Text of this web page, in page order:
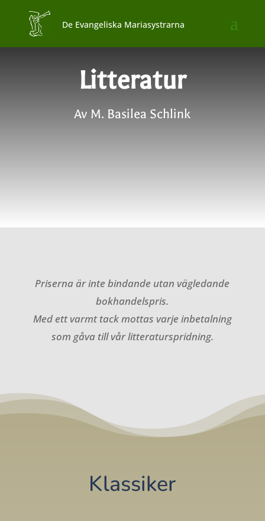
Litteratur
Av M. Basilea Schlink
Priserna är inte bindande utan vägledande
bokhandelspris.
Med ett varmt tack mottas varje inbetalning
som gåva till vår litteraturspridning.
Klassiker